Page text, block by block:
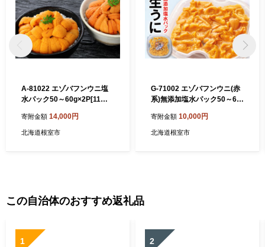
A-81022 エゾバフンウニ塩
水パック50～60g×2P[11月
寄附金額 14,000円
北海道根室市
G-71002 エゾバフンウニ(赤
系)無添加塩水パック50～60
寄附金額 10,000円
北海道根室市
この自治体のおすすめ返礼品
1 2